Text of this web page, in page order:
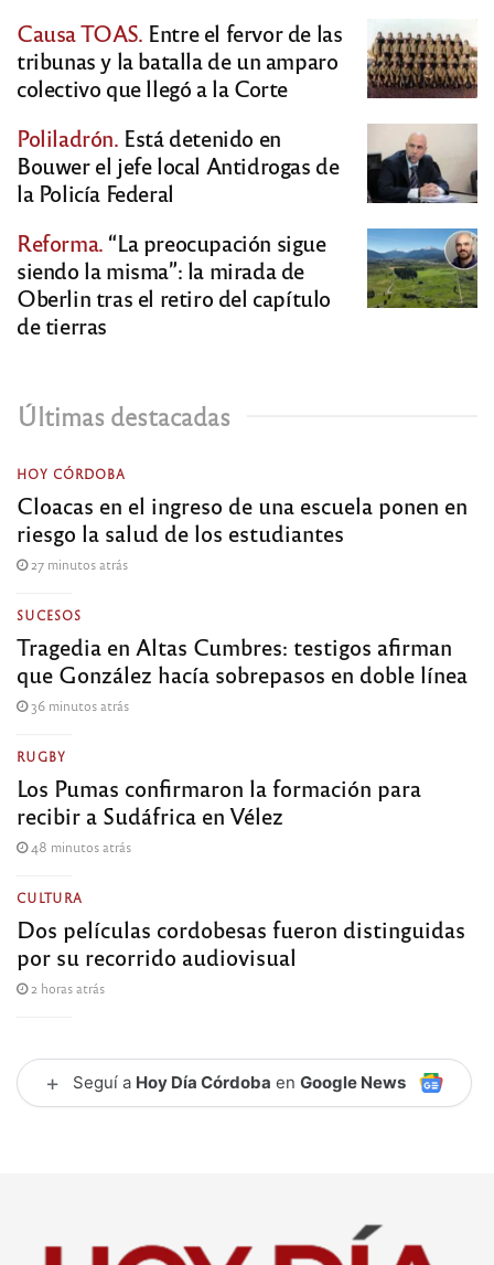
Causa TOAS. Entre el fervor de las
tribunas y la batalla de un amparo
colectivo que llegó a la Corte
Poliladrón. Está detenido en
Bouwer el jefe local Antidrogas de
la Policía Federal
Reforma. “La preocupación sigue
siendo la misma”: la mirada de
Oberlin tras el retiro del capítulo
de tierras
Últimas destacadas
HOY CÓRDOBA
Cloacas en el ingreso de una escuela ponen en
riesgo la salud de los estudiantes
27 minutos atrás
SUCESOS
Tragedia en Altas Cumbres: testigos afirman
que González hacía sobrepasos en doble línea
36 minutos atrás
RUGBY
Los Pumas confirmaron la formación para
recibir a Sudáfrica en Vélez
48 minutos atrás
CULTURA
Dos películas cordobesas fueron distinguidas
por su recorrido audiovisual
2 horas atrás
+ Seguí a Hoy Día Córdoba en Google News